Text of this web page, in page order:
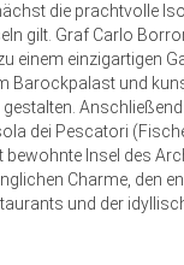
die prachtvolle
gilt. Graf Carlo
einem einzigartigen
Barockpalast und
dei Pescatori
bewohnte Insel des
Charme, den
und der